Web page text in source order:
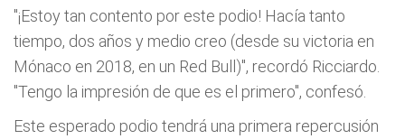
"¡Estoy tan contento por este podio! Hacía tanto
tiempo, dos años y medio creo (desde su victoria en
Mónaco en 2018, en un Red Bull)", recordó Ricciardo.
"Tengo la impresión de que es el primero", confesó.
Este esperado podio tendrá una primera repercusión